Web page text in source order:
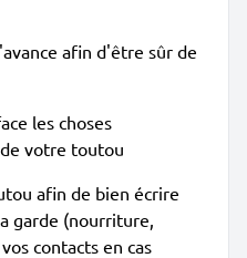
afin d'être sûr de
les choses
votre toutou
afin de bien écrire
garde (nourriture,
contacts en cas